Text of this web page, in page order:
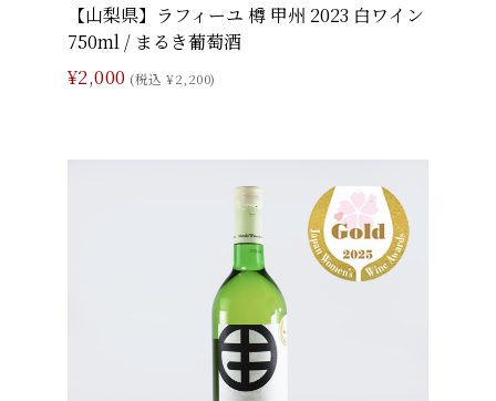
【山梨県】ラフィーユ 樽 甲州 2023 白ワイン
750ml / まるき葡萄酒
¥2,000 (税込 ¥2,200)